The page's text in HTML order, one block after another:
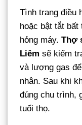
Tình trạng điều
hoặc bật tắt bất
hỏng máy. Thợ
Liêm sẽ kiểm
và lượng gas
nhân. Sau khi
đúng chu trình,
tuổi thọ.